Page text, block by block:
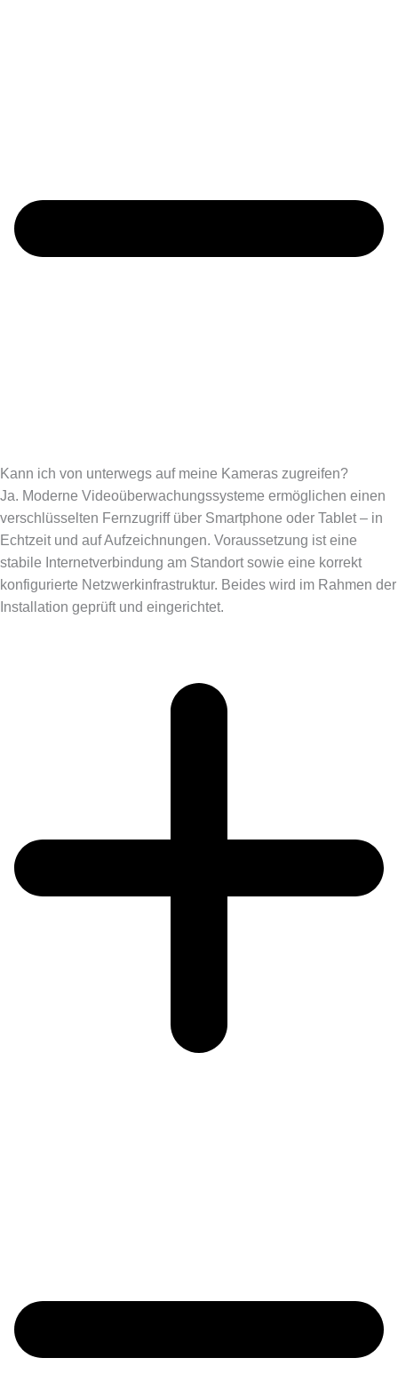
Kann ich von unterwegs auf meine Kameras zugreifen?
Ja. Moderne Videoüberwachungssysteme ermöglichen einen
verschlüsselten Fernzugriff über Smartphone oder Tablet – in
Echtzeit und auf Aufzeichnungen. Voraussetzung ist eine
stabile Internetverbindung am Standort sowie eine korrekt
konfigurierte Netzwerkinfrastruktur. Beides wird im Rahmen der
Installation geprüft und eingerichtet.